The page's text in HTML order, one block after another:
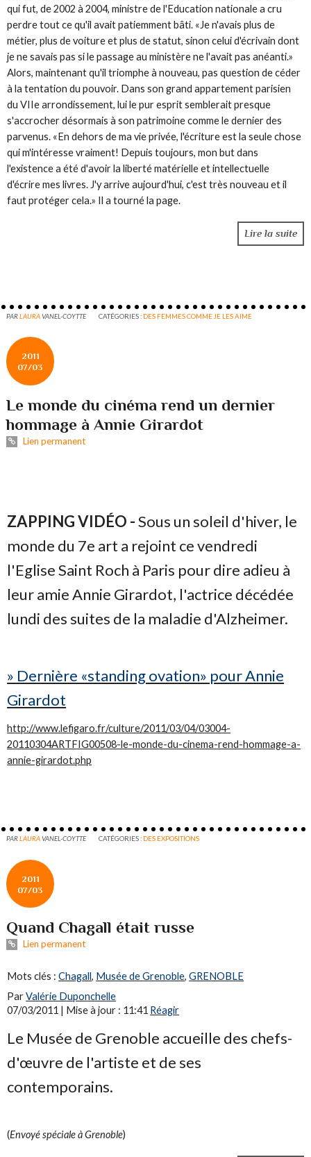
qui fut, de 2002 à 2004, ministre de l'Education nationale a cru
perdre tout ce qu'il avait patiemment bâti. «Je n'avais plus de
métier, plus de voiture et plus de statut, sinon celui d'écrivain dont
je ne savais pas si le passage au ministère ne l'avait pas anéanti.»
Alors, maintenant qu'il triomphe à nouveau, pas question de céder
à la tentation du pouvoir. Dans son grand appartement parisien
du VIIe arrondissement, lui le pur esprit semblerait presque
s'accrocher désormais à son patrimoine comme le dernier des
parvenus. «En dehors de ma vie privée, l'écriture est la seule chose
qui m'intéresse vraiment! Depuis toujours, mon but dans
l'existence a été d'avoir la liberté matérielle et intellectuelle
d'écrire mes livres. J'y arrive aujourd'hui, c'est très nouveau et il
faut protéger cela.» Il a tourné la page.
Lire la suite
PARLAURAVANEL-COYTTE CATÉGORIES : DES FEMMES COMME JE LES AIME
2011
07/03
Le monde du cinéma rend un dernier
hommage à Annie Girardot
Lien permanent
ZAPPING VIDÉO -Sous un soleil d'hiver, le
monde du 7e art a rejoint ce vendredi
l'Eglise Saint Roch à Paris pour dire adieu à
leur amie Annie Girardot, l'actrice décédée
lundi des suites de la maladie d'Alzheimer.
» Dernière «standing ovation» pour Annie
Girardot
http://www.lefigaro.fr/culture/2011/03/04/03004-
20110304ARTFIG00508-le-monde-du-cinema-rend-hommage-a-
annie-girardot.php
PARLAURAVANEL-COYTTE CATÉGORIES : DES EXPOSITIONS
2011
07/03
Quand Chagall était russe
Lien permanent
Mots clés :Chagall, Musée de Grenoble,GRENOBLE
ParValérie Duponchelle
07/03/2011 | Mise à jour : 11:41 Réagir
Le Musée de Grenoble accueille des chefs-
d'œuvre de l'artiste et de ses
contemporains.
(Envoyé spéciale à Grenoble)